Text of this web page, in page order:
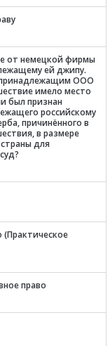
от немецкой фирмы
ей джипу.
принадлежащим ООО
имело место
был признан
российскому
причинённого в
в размере
для
(Практическое
право